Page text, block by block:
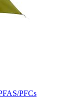
PFCs